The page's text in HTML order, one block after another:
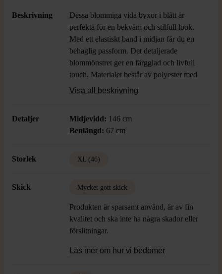
Beskrivning
Dessa blommiga vida byxor i blått är
perfekta för en bekväm och stilfull look.
Med ett elastiskt band i midjan får du en
behaglig passform. Det detaljerade
blommönstret ger en färgglad och livfull
touch. Materialet består av polyester med
en mjuk känsla.
Visa all beskrivning
Detaljer Midjevidd: 146 cm
Benlängd: 67 cm
Storlek XL (46)
Skick Mycket gott skick
Produkten är sparsamt använd, är av fin
kvalitet och ska inte ha några skador eller
förslitningar.
Läs mer om hur vi bedömer